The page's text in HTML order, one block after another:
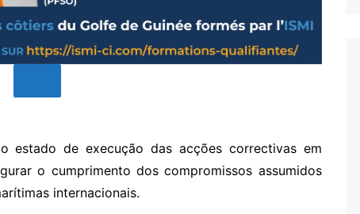
estado de execução das acções correctivas em
o cumprimento dos compromissos assumidos
internacionais.